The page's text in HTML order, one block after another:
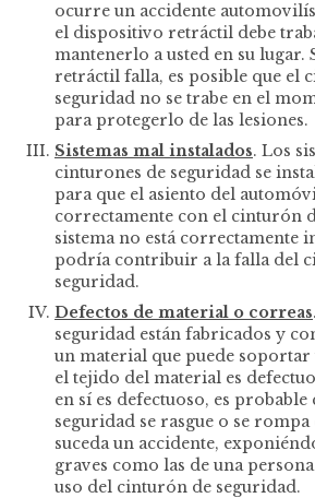
ocurre un accidente
el dispositivo retráctil debe
mantenerlo a usted en su lugar.
retráctil falla, es posible que el
seguridad no se trabe en el
para protegerlo de las lesiones.
Sistemas mal instalados. Los
cinturones de seguridad se
para que el asiento del
correctamente con el cinturón
sistema no está correctamente
podría contribuir a la falla del
seguridad.
Defectos de material o correas.
seguridad están fabricados y
un material que puede soportar
el tejido del material es
en sí es defectuoso, es
seguridad se rasgue o se rompa
suceda un accidente,
graves como las de una
uso del cinturón de seguridad.